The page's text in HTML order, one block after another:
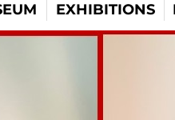
EXHIBITIONS